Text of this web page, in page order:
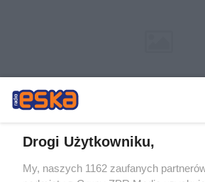
Drogi Użytkowniku,
My, naszych 1162 zaufanych